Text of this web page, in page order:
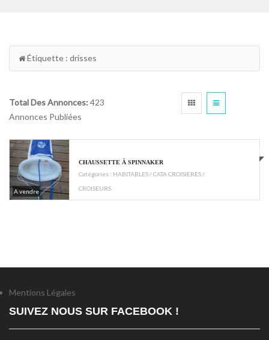
Étiquette : drisses
Total Des Annonces: 423
Annonces Publiées
A vendre
€195
CHAUSSETTE À SPINNAKER
Catégories : HABITABLES / CATA CROISIERES /
CROISEURS
Mentions Légales
SUIVEZ NOUS SUR FACEBOOK !